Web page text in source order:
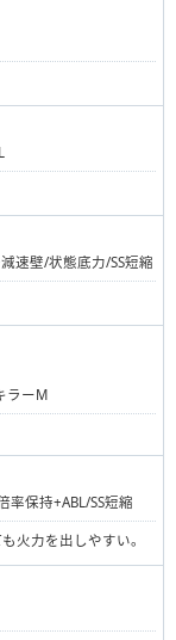
速壁/状態底力/SS短縮
ラーM
率保持+ABL/SS短縮
火力を出しやすい。